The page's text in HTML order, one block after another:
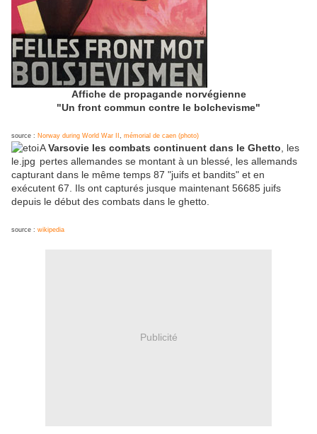
Affiche de propagande norvégienne
"Un front commun contre le bolchevisme"
source : Norway during World War II mémorial de caen (photo)
AVarsovie les combats continuent dans le Ghetto , les
pertes allemandes se montant à un blessé, les allemands
capturant dans le même temps 87 "juifs et bandits" et en
exécutent 67. Ils ont capturés jusque maintenant 56685 juifs
depuis le début des combats dans le ghetto.
source : wikipedia
Publicité